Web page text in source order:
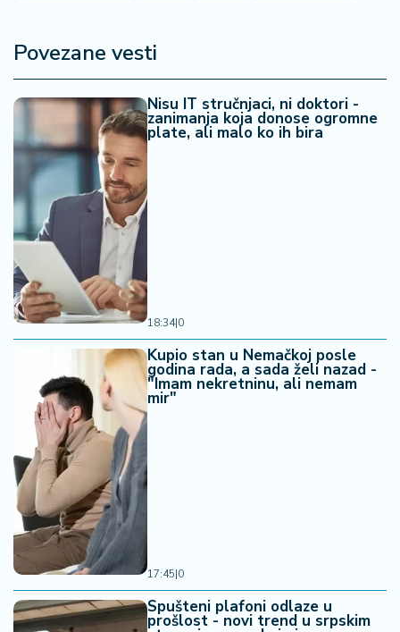
Povezane vesti
Nisu IT stručnjaci, ni doktori -
zanimanja koja donose ogromne
plate, ali malo ko ih bira
18:34|0
Kupio stan u Nemačkoj posle
godina rada, a sada želi nazad -
"Imam nekretninu, ali nemam
mir"
17:45|0
Spušteni plafoni odlaze u
prošlost - novi trend u srpskim